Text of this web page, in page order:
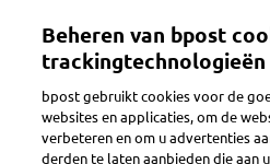
inhoud
Toggle navigation
Je filters
Beheren van bpost
trackingtechnologieën
bpost gebruikt cookies voor de
websites en applicaties, om de
verbeteren en om u advertenties
derden te laten aanbieden die aan